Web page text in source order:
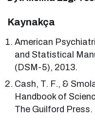
Kaynakça
American
and Statistical
(DSM-5), 2013.
Cash, T. F., &
Handbook of
The Guilford Press.